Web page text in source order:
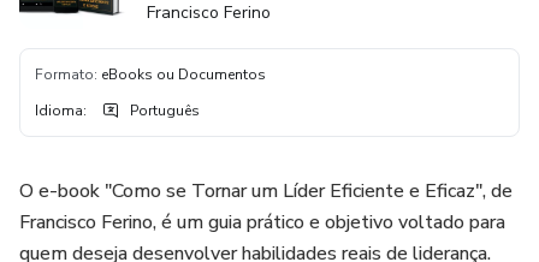
Francisco Ferino
Formato: eBooks ou Documentos
Idioma: Português
O e-book "Como se Tornar um Líder Eficiente e Eficaz", de
Francisco Ferino, é um guia prático e objetivo voltado para
quem deseja desenvolver habilidades reais de liderança.